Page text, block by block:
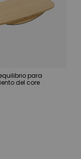
para
del core